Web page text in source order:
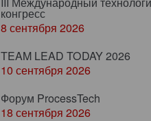
конгресс
8 сентября 2026
TEAM LEAD TODAY 2026
10 сентября 2026
Форум ProcessTech
18 сентября 2026